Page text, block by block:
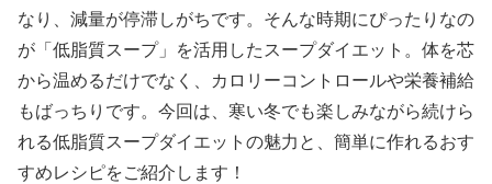
なり、減量が停滞しがちです。そんな時期にぴったりなの
が「低脂質スープ」を活用したスープダイエット。体を芯
から温めるだけでなく、カロリーコントロールや栄養補給
もばっちりです。今回は、寒い冬でも楽しみながら続けら
れる低脂質スープダイエットの魅力と、簡単に作れるおす
すめレシピをご紹介します！